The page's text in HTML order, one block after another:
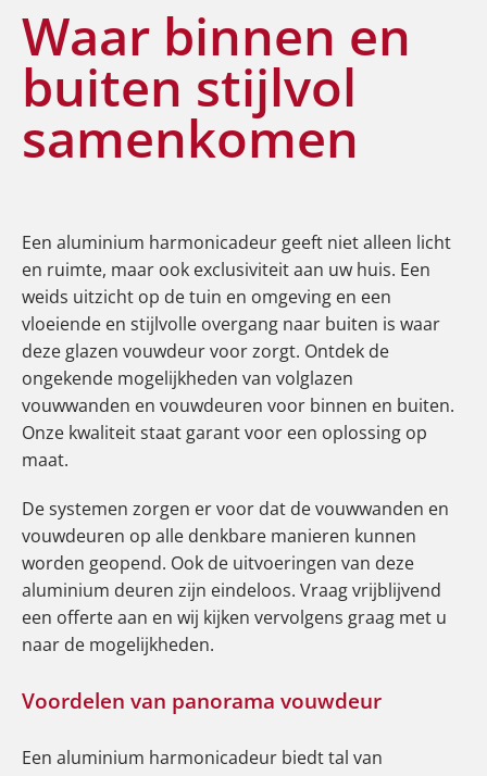
Waar binnen en
buiten stijlvol
samenkomen
Een aluminium harmonicadeur geeft niet alleen licht
en ruimte, maar ook exclusiviteit aan uw huis. Een
weids uitzicht op de tuin en omgeving en een
vloeiende en stijlvolle overgang naar buiten is waar
deze glazen vouwdeur voor zorgt. Ontdek de
ongekende mogelijkheden van volglazen
vouwwanden en vouwdeuren voor binnen en buiten.
Onze kwaliteit staat garant voor een oplossing op
maat.
De systemen zorgen er voor dat de vouwwanden en
vouwdeuren op alle denkbare manieren kunnen
worden geopend. Ook de uitvoeringen van deze
aluminium deuren zijn eindeloos. Vraag vrijblijvend
een offerte aan en wij kijken vervolgens graag met u
naar de mogelijkheden.
Voordelen van panorama vouwdeur
Een aluminium harmonicadeur biedt tal van